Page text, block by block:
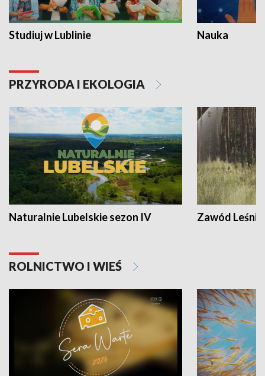
Studiuj w Lublinie Nauka
PRZYRODA I EKOLOGIA
Naturalnie Lubelskie sezon IV Zawód Leśnik
ROLNICTWO I WIEŚ